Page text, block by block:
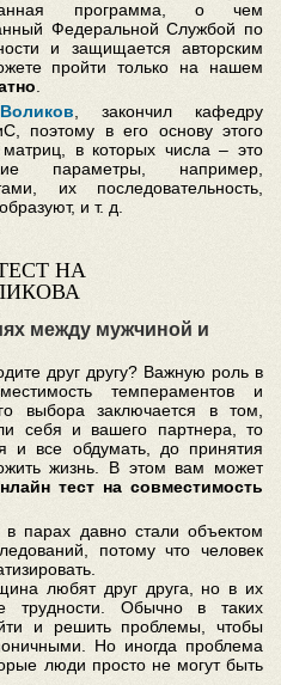
программа, о чем
Федеральной Службой по
и защищается авторским
пройти только на нашем
, закончил кафедру
поэтому в его основу этого
в которых числа – это
параметры, например,
их последовательность,
и т. д.
НА
между мужчиной и
друг другу? Важную роль в
темпераментов и
выбора заключается в том,
себя и вашего партнера, то
и все обдумать, до принятия
жизнь. В этом вам может
тест на совместимость
парах давно стали объектом
потому что человек
любят друг друга, но в их
трудности. Обычно в таких
и решить проблемы, чтобы
Но иногда проблема
люди просто не могут быть